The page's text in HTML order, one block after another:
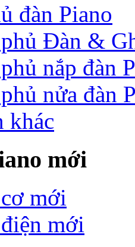
đàn Piano
Đàn &
nắp đàn
nửa đàn
khác
mới
mới
mới